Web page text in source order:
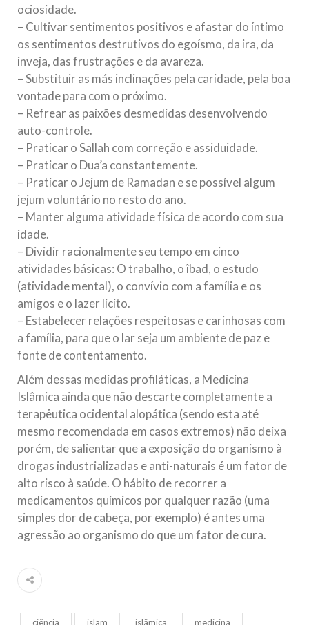
ociosidade.
– Cultivar sentimentos positivos e afastar do íntimo
os sentimentos destrutivos do egoísmo, da ira, da
inveja, das frustrações e da avareza.
– Substituir as más inclinações pela caridade, pela boa
vontade para com o próximo.
– Refrear as paixões desmedidas desenvolvendo
auto-controle.
– Praticar o Sallah com correção e assiduidade.
– Praticar o Dua’a constantemente.
– Praticar o Jejum de Ramadan e se possível algum
jejum voluntário no resto do ano.
– Manter alguma atividade física de acordo com sua
idade.
– Dividir racionalmente seu tempo em cinco
atividades básicas: O trabalho, o îbad, o estudo
(atividade mental), o convívio com a família e os
amigos e o lazer lícito.
– Estabelecer relações respeitosas e carinhosas com
a família, para que o lar seja um ambiente de paz e
fonte de contentamento.
Além dessas medidas profiláticas, a Medicina
Islâmica ainda que não descarte completamente a
terapêutica ocidental alopática (sendo esta até
mesmo recomendada em casos extremos) não deixa
porém, de salientar que a exposição do organismo à
drogas industrializadas e anti-naturais é um fator de
alto risco à saúde. O hábito de recorrer a
medicamentos químicos por qualquer razão (uma
simples dor de cabeça, por exemplo) é antes uma
agressão ao organismo do que um fator de cura.
ciência islam islâmica medicina